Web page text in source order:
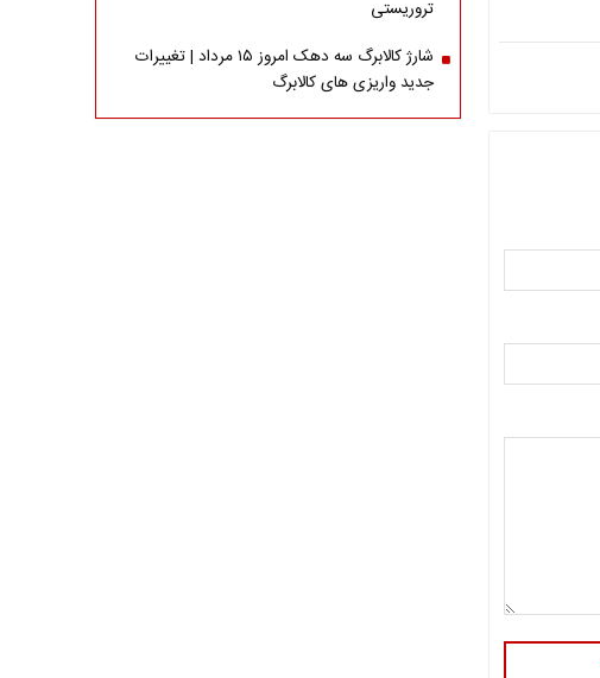
تروریستی
شارژ کالابرگ سه دهک امروز ۱۵ مرداد | تغییرات
جدید واریزی های کالابرگ